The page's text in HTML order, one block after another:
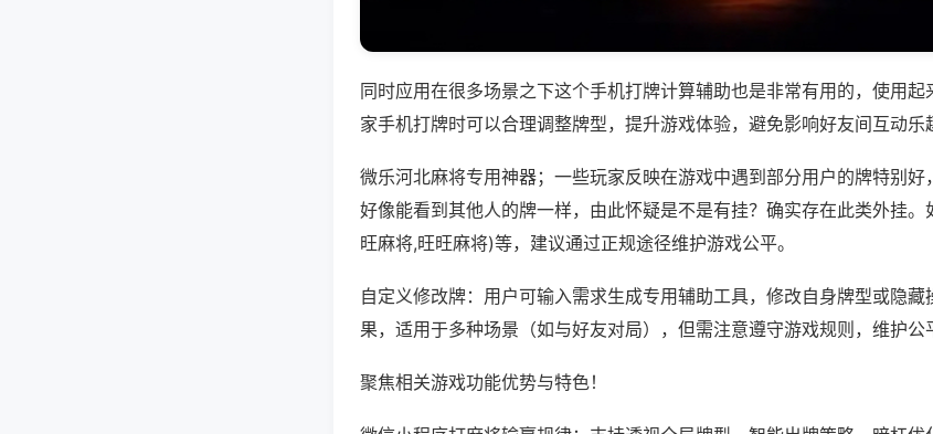
同时应用在很多场景之下这个手机打牌计算辅助也是非常有用的，使用起
家手机打牌时可以合理调整牌型，提升游戏体验，避免影响好友间互动乐
微乐河北麻将专用神器；一些玩家反映在游戏中遇到部分用户的牌特别好
好像能看到其他人的牌一样，由此怀疑是不是有挂？确实存在此类外挂。
旺麻将,旺旺麻将)等，建议通过正规途径维护游戏公平。
自定义修改牌：用户可输入需求生成专用辅助工具，修改自身牌型或隐藏
果，适用于多种场景（如与好友对局），但需注意遵守游戏规则，维护公
聚焦相关游戏功能优势与特色！